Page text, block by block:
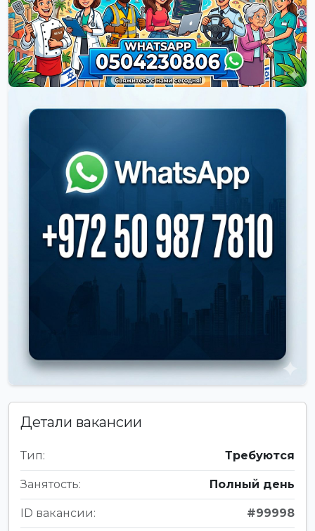
Детали вакансии
Тип: Требуются
Занятость: Полный день
ID вакансии: #99998